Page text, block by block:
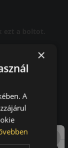
×
A